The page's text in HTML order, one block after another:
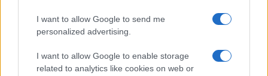
I want to allow Google to send me
personalized advertising.
I want to allow Google to enable storage
related to analytics like cookies on web or